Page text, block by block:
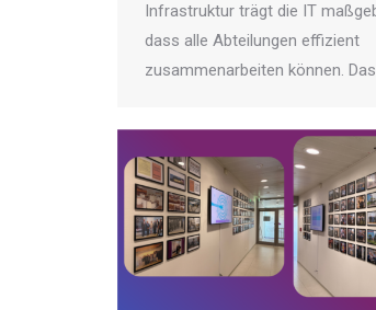
Infrastruktur trägt die IT
dass alle Abteilungen effizient
zusammenarbeiten können.